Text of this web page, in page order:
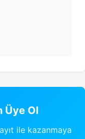
Üye Ol
ile kazanmaya